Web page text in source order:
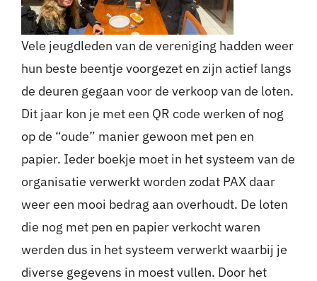
Vele jeugdleden van de vereniging hadden weer
hun beste beentje voorgezet en zijn actief langs
de deuren gegaan voor de verkoop van de loten.
Dit jaar kon je met een QR code werken of nog
op de “oude” manier gewoon met pen en
papier. Ieder boekje moet in het systeem van de
organisatie verwerkt worden zodat PAX daar
weer een mooi bedrag aan overhoudt. De loten
die nog met pen en papier verkocht waren
werden dus in het systeem verwerkt waarbij je
diverse gegevens in moest vullen. Door het